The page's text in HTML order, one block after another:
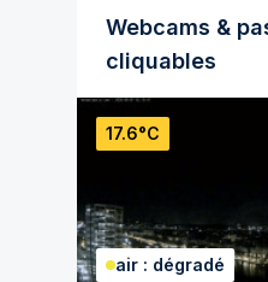
Webcams &
cliquables
17.6°C
air : dégradé